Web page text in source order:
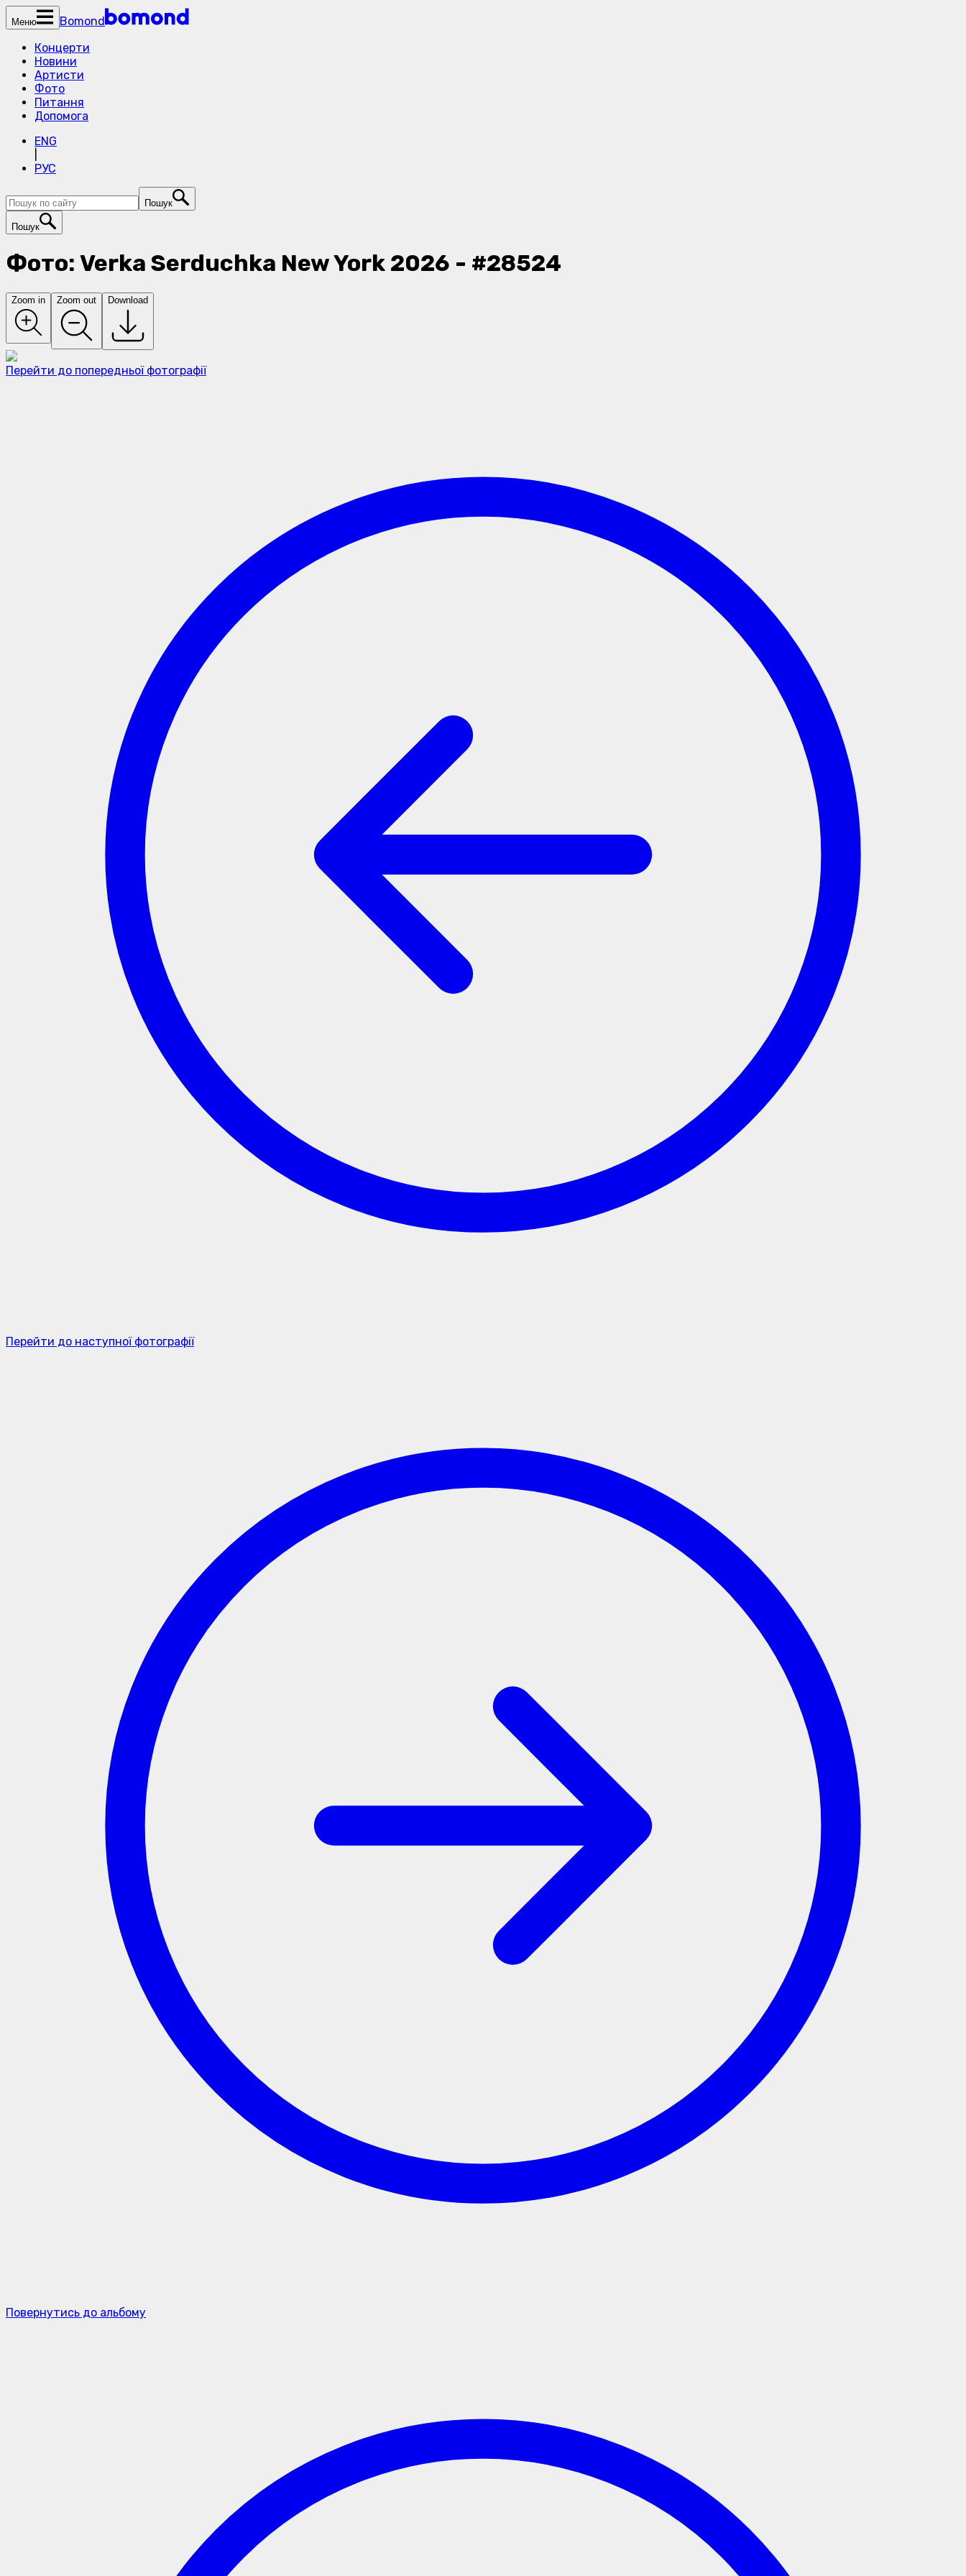
Меню
Bomond
Концерти
Новини
Артисти
Фото
Питання
Допомога
ENG
РУС
Пошук
Пошук
Фото: Verka Serduchka New York 2026 - #28524
Zoom in Zoom out Download
Перейти до попередньої фотографії
Перейти до наступної фотографії
Повернутись до альбому